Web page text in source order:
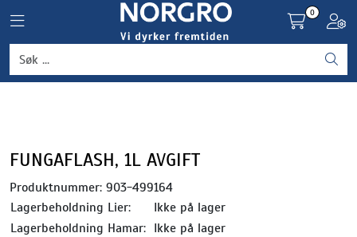
Toggle navigation
0
FUNGAFLASH, 1L AVGIFT
Produktnummer: 903-499164
Lagerbeholdning Lier:
Ikke på lager
Lagerbeholdning Hamar: Ikke på lager
Grønnsaker
Frukt og bær